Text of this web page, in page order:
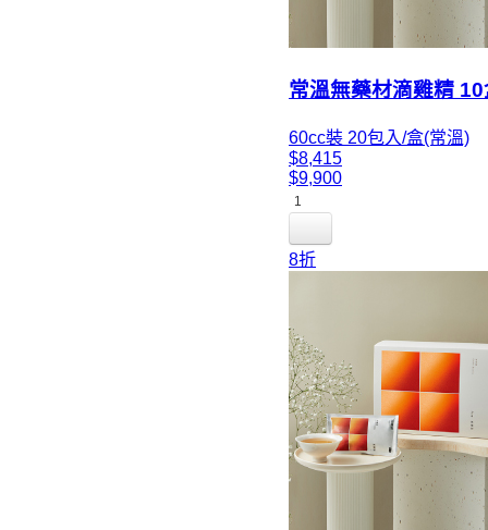
常溫無藥材滴雞精
60cc裝 20包入/盒(常溫)
$8,415
$9,900
1
8折